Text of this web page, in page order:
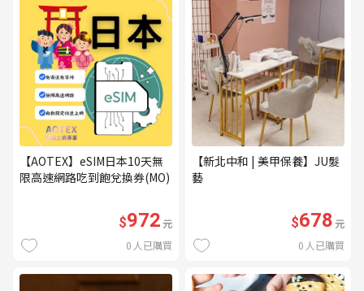
【AOTEX】eSIM日本10天無
限高速網路吃到飽兌換券(MO)
$972元
0 人已購買
【新北中和 | 美甲保養】JU髮
藝
$678元
0 人已購買